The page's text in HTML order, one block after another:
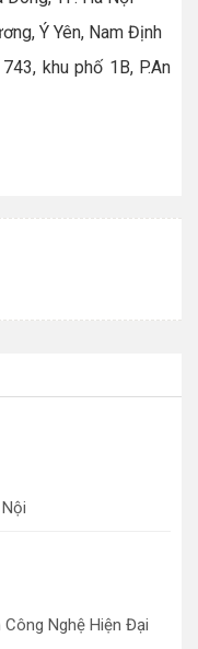
Ý Yên, Nam Định
khu phố 1B, P.An
Công Nghệ Hiện Đại